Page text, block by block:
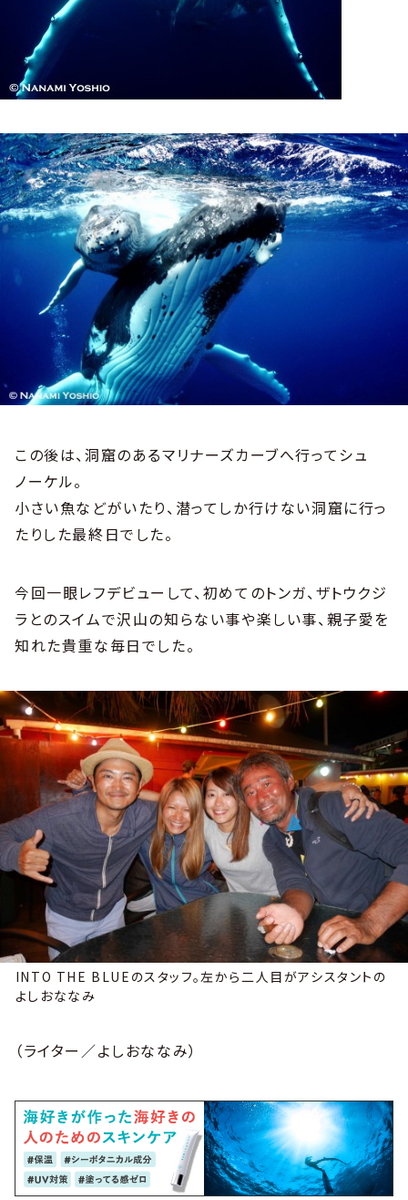
この後は、洞窟のあるマリナーズカーブへ行ってシュ
ノーケル。
小さい魚などがいたり、潜ってしか行けない洞窟に行っ
たりした最終日でした。
今回一眼レフデビューして、初めてのトンガ、ザトウクジ
ラとのスイムで沢山の知らない事や楽しい事、親子愛を
知れた貴重な毎日でした。
INTO THE BLUEのスタッフ。左から二人目がアシスタントの
よしおななみ
（ライター／よしおななみ）